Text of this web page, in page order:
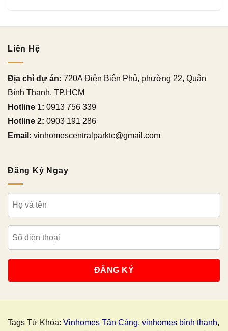
Liên Hệ
Địa chỉ dự án: 720A Điện Biên Phủ, phường 22, Quận
Bình Thạnh, TP.HCM
Hotline 1: 0913 756 339
Hotline 2: 0903 191 286
Email: vinhomescentralparktc@gmail.com
Đăng Ký Ngay
Tags Từ Khóa: Vinhomes Tân Cảng, vinhomes bình thạnh,